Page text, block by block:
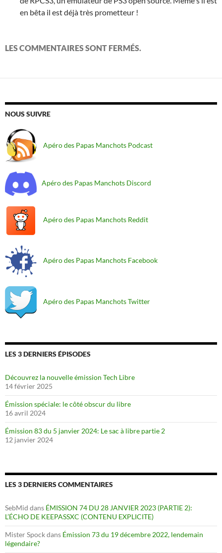
en bêta il est déjà très prometteur !
LES COMMENTAIRES SONT FERMÉS.
NOUS SUIVRE
Apéro des Papas Manchots Podcast
Apéro des Papas Manchots Discord
Apéro des Papas Manchots Reddit
Apéro des Papas Manchots Facebook
Apéro des Papas Manchots Twitter
LES 3 DERNIERS ÉPISODES
Découvrez la nouvelle émission Tech Libre
14 février 2025
Émission spéciale: le côté obscur du libre
16 avril 2024
Émission 83 du 5 janvier 2024: Le sac à libre partie 2
12 janvier 2024
LES 3 DERNIERS COMMENTAIRES
SebMid dans ÉMISSION 74 DU 28 JANVIER 2023 (PARTIE 2):
L’ÉCHO DE KEEPASSXC (CONTENU EXPLICITE)
Mister Spockdans Émission 73 du 19 décembre 2022, lendemain
légendaire?